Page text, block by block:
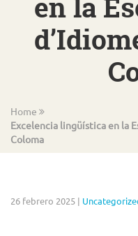
Home
Excelencia lingüística en la
Coloma
26 febrero 2025 |